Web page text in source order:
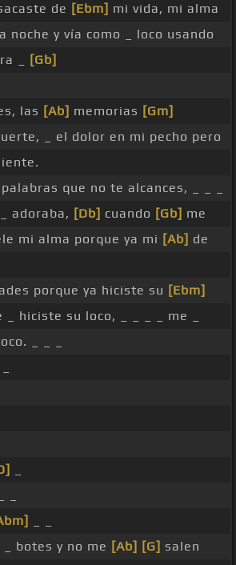
de [Ebm] mi vida, mi alma
noche y vía como _ loco usando
_
[Gb]
las [Ab] memorias [Gm]
_ el dolor en mi pecho pero
que no te alcances, _ _ _
adoraba, [Db] cuando [Gb] me
mi alma porque ya mi [Ab] de
porque ya hiciste su [Ebm]
_ hiciste su loco, _ _ _ _ me _
_ _ _
_ botes y no me [Ab] [G] salen